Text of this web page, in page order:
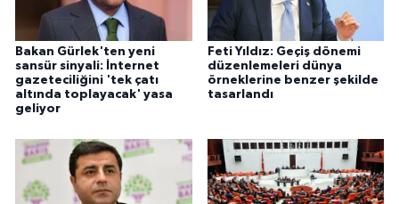
Bakan Gürlek'ten yeni
sansür sinyali: İnternet
gazeteciliğini 'tek çatı
altında toplayacak' yasa
geliyor
Feti Yıldız: Geçiş dönemi
düzenlemeleri dünya
örneklerine benzer şekilde
tasarlandı